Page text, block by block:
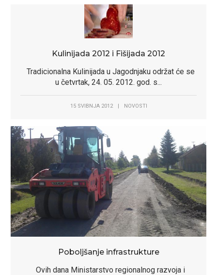
Kulinijada 2012 i Fišijada 2012
Tradicionalna Kulinijada u Jagodnjaku održat će se
u četvrtak, 24. 05. 2012. god. s...
15 SVIBNJA 2012 | NOVOSTI
Poboljšanje infrastrukture
Ovih dana Ministarstvo regionalnog razvoja i